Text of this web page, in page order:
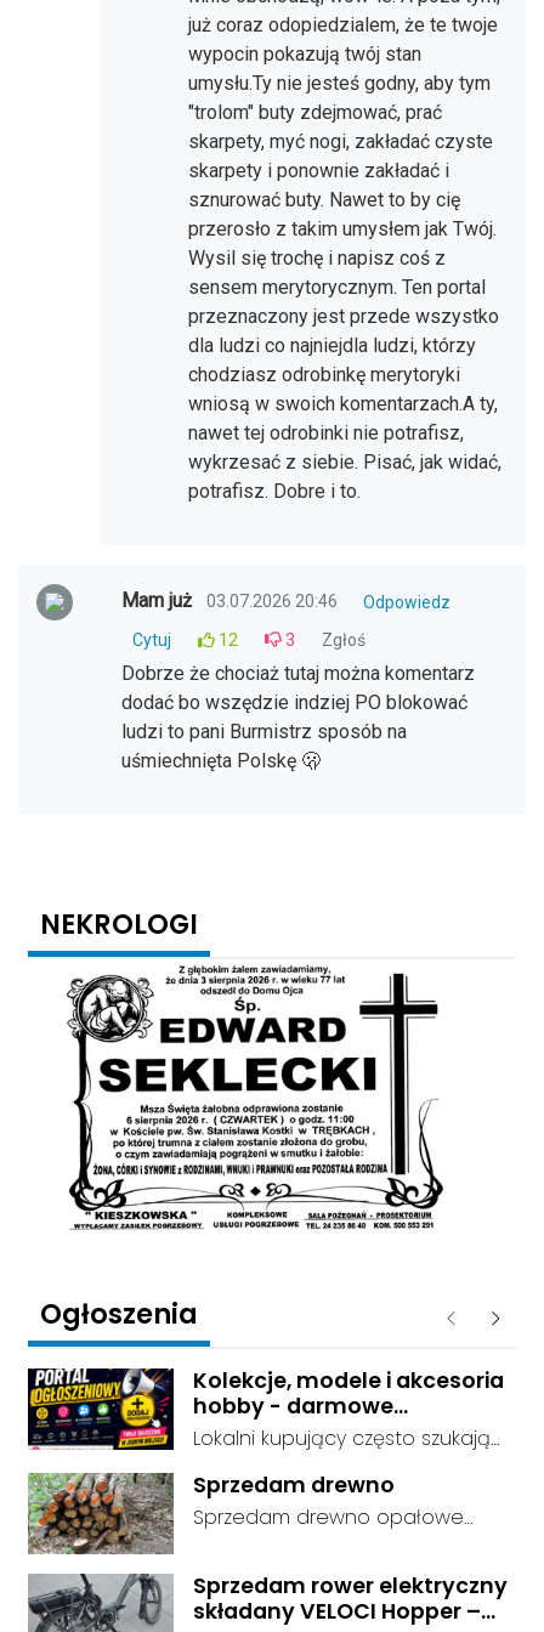
już coraz odopiedzialem, że te twoje
wypocin pokazują twój stan
umysłu.Ty nie jesteś godny, aby tym
"trolom" buty zdejmować, prać
skarpety, myć nogi, zakładać czyste
skarpety i ponownie zakładać i
sznurować buty. Nawet to by cię
przerosło z takim umysłem jak Twój.
Wysil się trochę i napisz coś z
sensem merytorycznym. Ten portal
przeznaczony jest przede wszystko
dla ludzi co najniejdla ludzi, którzy
chodziasz odrobinkę merytoryki
wniosą w swoich komentarzach.A ty,
nawet tej odrobinki nie potrafisz,
wykrzesać z siebie. Pisać, jak widać,
potrafisz. Dobre i to.
Mam już 03.07.2026 20:46
Odpowiedz
Cytuj
12 3 Zgłoś
Dobrze że chociaż tutaj można komentarz
dodać bo wszędzie indziej PO blokować
ludzi to pani Burmistrz sposób na
uśmiechnięta Polskę 🫢
NEKROLOGI
Ogłoszenia Poprzednie
Kolekcje, modele i akcesoria
hobby - darmowe
ogłoszenia, dodaj swoje za
Lokalni kupujący często szukają
w domu. Kategorie są czytelnie
podzielone, dzięki czemu osoby
kolekcjonerskich trafiają prosto
do Twojej oferty. Link do serwisu:
Sprzedam drewno
Sprzedam drewno opałowe
palenia transport w własnym
zakresie
Sprzedam rower elektryczny
składany VELOCI Hopper –